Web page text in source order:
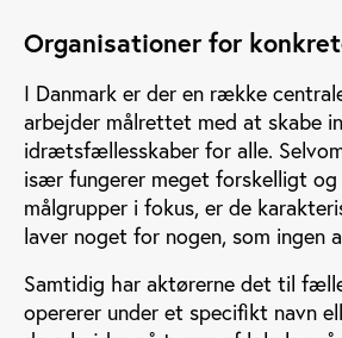
Organisationer for
I Danmark er der en række
arbejder målrettet med at skabe
idrætsfællesskaber for alle.
især fungerer meget forskelligt
målgrupper i fokus, er de
laver noget for nogen, som ingen
Samtidig har aktørerne det til
opererer under et specifikt navn